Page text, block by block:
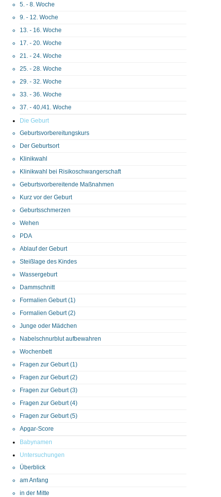
5. - 8. Woche
9. - 12. Woche
13. - 16. Woche
17. - 20. Woche
21. - 24. Woche
25. - 28. Woche
29. - 32. Woche
33. - 36. Woche
37. - 40./41. Woche
Die Geburt
Geburtsvorbereitungskurs
Der Geburtsort
Klinikwahl
Klinikwahl bei Risikoschwangerschaft
Geburtsvorbereitende Maßnahmen
Kurz vor der Geburt
Geburtsschmerzen
Wehen
PDA
Ablauf der Geburt
Steißlage des Kindes
Wassergeburt
Dammschnitt
Formalien Geburt (1)
Formalien Geburt (2)
Junge oder Mädchen
Nabelschnurblut aufbewahren
Wochenbett
Fragen zur Geburt (1)
Fragen zur Geburt (2)
Fragen zur Geburt (3)
Fragen zur Geburt (4)
Fragen zur Geburt (5)
Apgar-Score
Babynamen
Untersuchungen
Überblick
am Anfang
in der Mitte